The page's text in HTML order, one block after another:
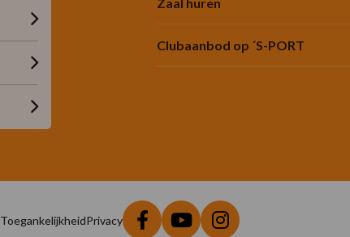
Clubaanbod op ´S-PORT
ToegankelijkheidPrivacy Ga Ga Ga